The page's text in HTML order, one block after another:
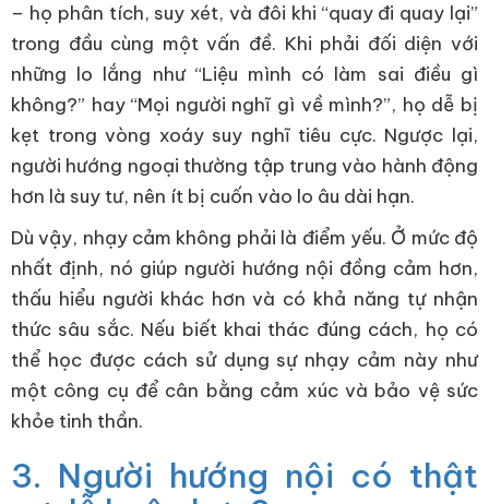
– họ phân tích, suy xét, và đôi khi “quay đi quay lại”
trong đầu cùng một vấn đề. Khi phải đối diện với
những lo lắng như “Liệu mình có làm sai điều gì
không?” hay “Mọi người nghĩ gì về mình?”, họ dễ bị
kẹt trong vòng xoáy suy nghĩ tiêu cực. Ngược lại,
người hướng ngoại thường tập trung vào hành động
hơn là suy tư, nên ít bị cuốn vào lo âu dài hạn.
Dù vậy, nhạy cảm không phải là điểm yếu. Ở mức độ
nhất định, nó giúp người hướng nội đồng cảm hơn,
thấu hiểu người khác hơn và có khả năng tự nhận
thức sâu sắc. Nếu biết khai thác đúng cách, họ có
thể học được cách sử dụng sự nhạy cảm này như
một công cụ để cân bằng cảm xúc và bảo vệ sức
khỏe tinh thần.
3. Người hướng nội có thật